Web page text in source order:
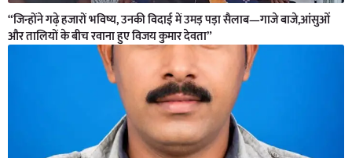
“जिन्होंने गढ़े हजारों भविष्य, उनकी विदाई में उमड़ पड़ा सैलाब—गाजे बाजे,आंसुओं
और तालियों के बीच रवाना हुए विजय कुमार देवता”